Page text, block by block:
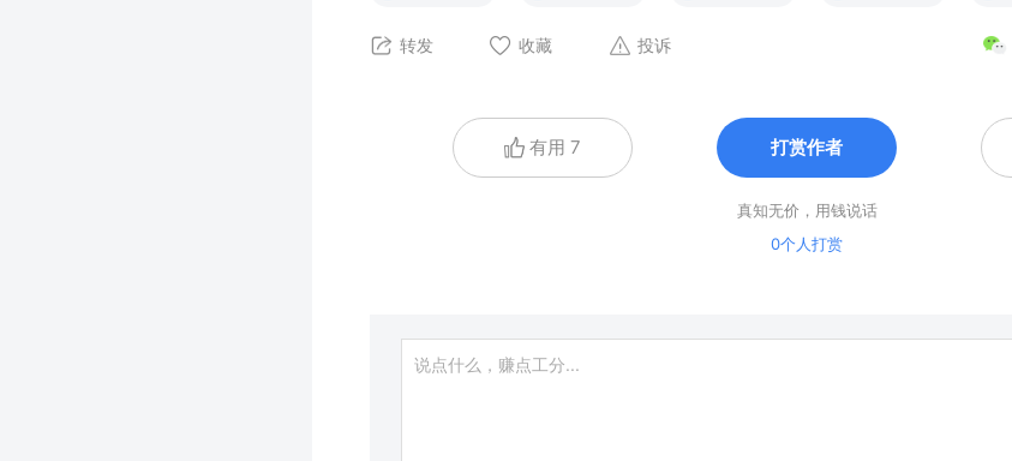
转发 收藏 投诉
有用 7 打赏作者
真知无价，用钱说话
0个人打赏